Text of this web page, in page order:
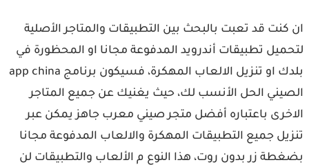
ان كنت قد تعبت بالبحث بين التطبيقات والمتاجر الأصلية
لتحميل تطبيقات أندرويد المدفوعة مجانا او المحظورة في
بلدك او تنزيل الالعاب المهكرة، فسيكون برنامج app china
الصيني الحل الأنسب لك، حيث يغنيك عن جميع المتاجر
الاخرى باعتباره أفضل متجر صيني معرب جاهز يمكن عبر
تنزيل جميع التطبيقات المهكرة والالعاب المدفوعة مجانا
بضغطة زر بدون روت، هذا النوع م الألعاب والتطبيقات لن